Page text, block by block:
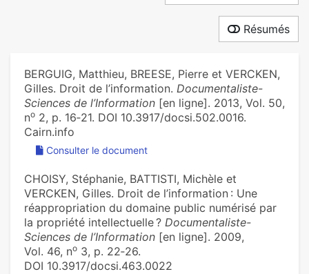
Résumés
BERGUIG, Matthieu, BREESE, Pierre et VERCKEN,
Gilles. Droit de l’information. Documentaliste-
Sciences de l’Information [en ligne]. 2013, Vol. 50,
no 2, p. 16‑21. DOI 10.3917/docsi.502.0016.
Cairn.info
Consulter le document
CHOISY, Stéphanie, BATTISTI, Michèle et
VERCKEN, Gilles. Droit de l’information : Une
réappropriation du domaine public numérisé par
la propriété intellectuelle ? Documentaliste-
Sciences de l’Information [en ligne]. 2009,
Vol. 46, no 3, p. 22‑26.
DOI 10.3917/docsi.463.0022